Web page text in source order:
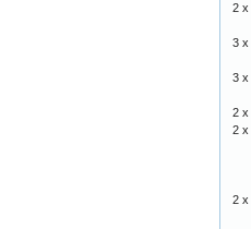
2 x
3 x
3 x
2 x
2 x
2 x